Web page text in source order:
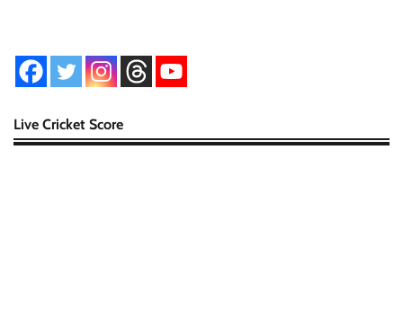
Live Cricket Score